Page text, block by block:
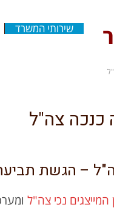
שירותי המשרד
כנכה צה"ל
– הגשת
המייצגים נכי צה"ל